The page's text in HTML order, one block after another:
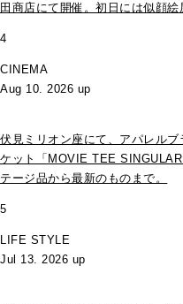
田商店にて開催。初日には似顔絵
4
CINEMA
Aug 10. 2026 up
伏見ミリオン座にて、アパレル
ケット「MOVIE TEE
テージ品から最新のものまで。
5
LIFE STYLE
Jul 13. 2026 up